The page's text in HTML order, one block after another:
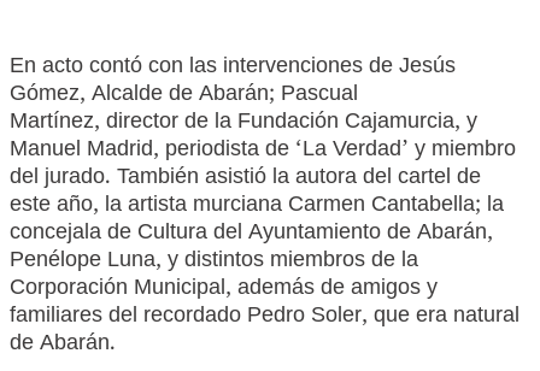
En acto contó con las intervenciones de Jesús
Gómez, Alcalde de Abarán; Pascual
Martínez, director de la Fundación Cajamurcia, y
Manuel Madrid, periodista de ‘La Verdad’ y miembro
del jurado. También asistió la autora del cartel de
este año, la artista murciana Carmen Cantabella; la
concejala de Cultura del Ayuntamiento de Abarán,
Penélope Luna, y distintos miembros de la
Corporación Municipal, además de amigos y
familiares del recordado Pedro Soler, que era natural
de Abarán.